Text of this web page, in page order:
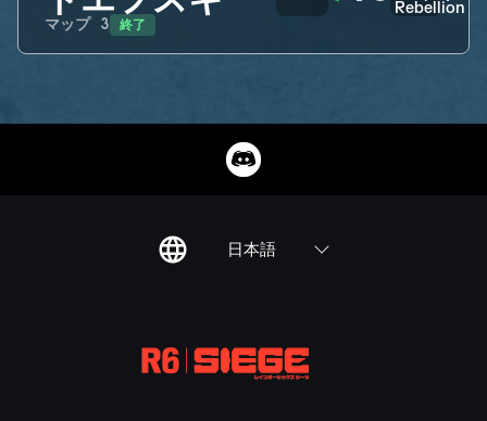
マップ 3 終了
日本語